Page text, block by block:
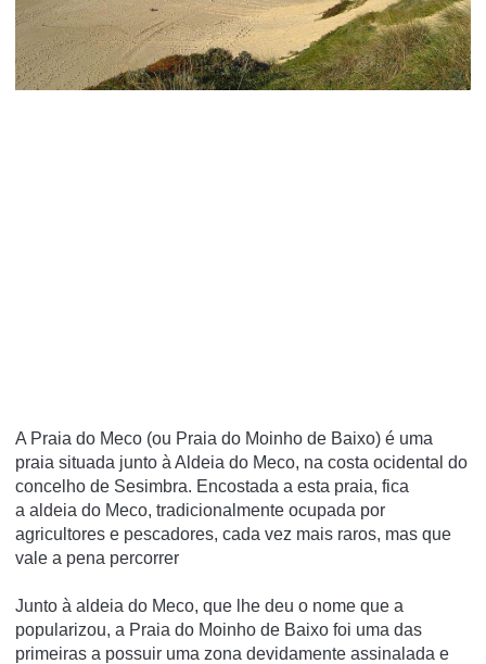
A Praia do Meco (ou Praia do Moinho de Baixo) é uma
praia situada junto à Aldeia do Meco, na costa ocidental do
concelho de Sesimbra. Encostada a esta praia, fica
a aldeia do Meco, tradicionalmente ocupada por
agricultores e pescadores, cada vez mais raros, mas que
vale a pena percorrer
Junto à aldeia do Meco, que lhe deu o nome que a
popularizou, a Praia do Moinho de Baixo foi uma das
primeiras a possuir uma zona devidamente assinalada e